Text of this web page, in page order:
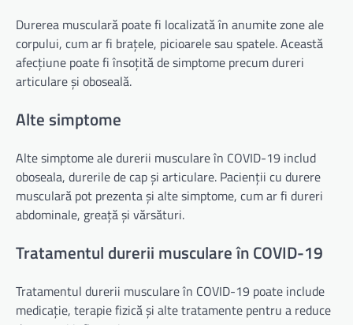
Durerea musculară poate fi localizată în anumite zone ale
corpului, cum ar fi brațele, picioarele sau spatele. Această
afecțiune poate fi însoțită de simptome precum dureri
articulare și oboseală.
Alte simptome
Alte simptome ale durerii musculare în COVID-19 includ
oboseala, durerile de cap și articulare. Pacienții cu durere
musculară pot prezenta și alte simptome, cum ar fi dureri
abdominale, greață și vărsături.
Tratamentul durerii musculare în COVID-19
Tratamentul durerii musculare în COVID-19 poate include
medicație, terapie fizică și alte tratamente pentru a reduce